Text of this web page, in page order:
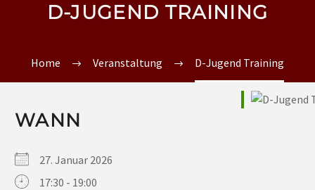
D-JUGEND TRAINING
Home Veranstaltung D-Jugend Training
WANN
27. Januar 2026
17:30 - 19:00